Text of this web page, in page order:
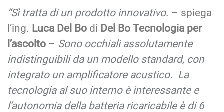
“Sì tratta di un prodotto innovativo. – spiega
l’ing. Luca Del Bo di Del Bo Tecnologia per
l’ascolto – Sono occhiali assolutamente
indistinguibili da un modello standard, con
integrato un amplificatore acustico. La
tecnologia al suo interno è interessante e
l’autonomia della batteria ricaricabile è di 6